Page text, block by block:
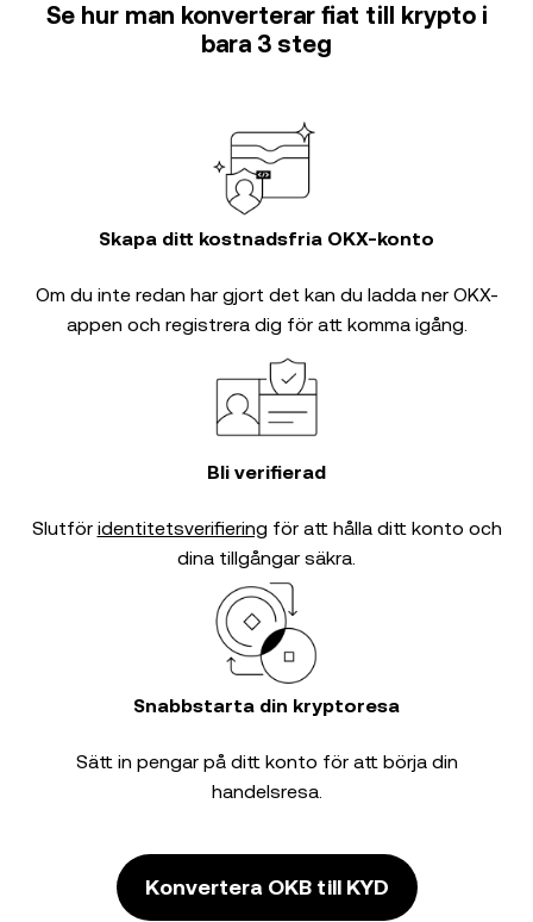
Se hur man konverterar fiat till krypto i
bara 3 steg
Skapa ditt kostnadsfria OKX-konto
Om du inte redan har gjort det kan du ladda ner OKX-
appen och registrera dig för att komma igång.
Bli verifierad
Slutför identitetsverifiering för att hålla ditt konto och
dina tillgångar säkra.
Snabbstarta din kryptoresa
Sätt in pengar på ditt konto för att börja din
handelsresa.
Konvertera OKB till KYD